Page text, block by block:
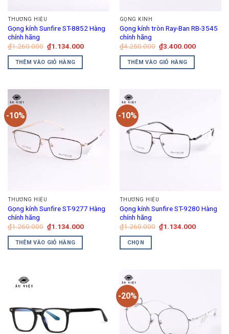
THƯƠNG HIỆU
Gọng kính Sunfire ST-8852 Hàng
chính hãng
₫1.260.000 Giá
gốc
là:
₫1.260.000.
₫1.134.000Giá
THÊM VÀO GIỎ HÀNG
GỌNG KÍNH
Gọng kính tròn Ray-Ban RB-3545
chính hãng
₫4.250.000 Giá
gốc
là:
₫4.250.000.
₫3.400.000Giá
THÊM VÀO GIỎ HÀNG
-10%
THƯƠNG HIỆU
Gọng kính Sunfire ST-9277 Hàng
chính hãng
₫1.260.000 Giá
gốc
là:
₫1.260.000.
₫1.134.000Giá
THÊM VÀO GIỎ HÀNG
-10%
THƯƠNG HIỆU
Gọng kính Sunfire ST-9280 Hàng
chính hãng
₫1.260.000 Giá
gốc
₫1.134.000Giá
CHỌN
này
có
nhiều
biến
thể.
Các
-20%